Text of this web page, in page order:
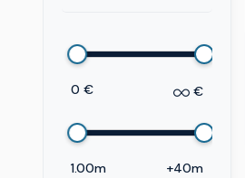
0 € €
1.00m +40m